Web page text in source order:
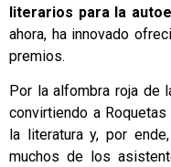
literarios para la
ahora, ha innovado
premios.
Por la alfombra roja de
convirtiendo a
la literatura y, por
muchos de los